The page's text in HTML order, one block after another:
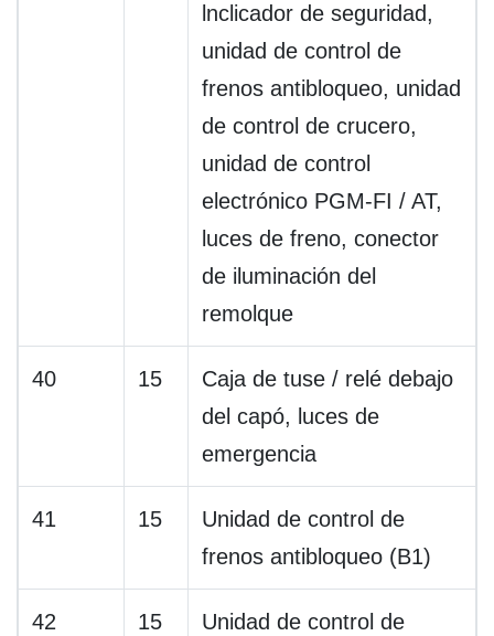
lnclicador de seguridad,
unidad de control de
frenos antibloqueo, unidad
de control de crucero,
unidad de control
electrónico PGM-FI / AT,
luces de freno, conector
de iluminación del
remolque
40 15
Caja de tuse / relé debajo
del capó, luces de
emergencia
41 15
Unidad de control de
frenos antibloqueo (B1)
42 15
Unidad de control de